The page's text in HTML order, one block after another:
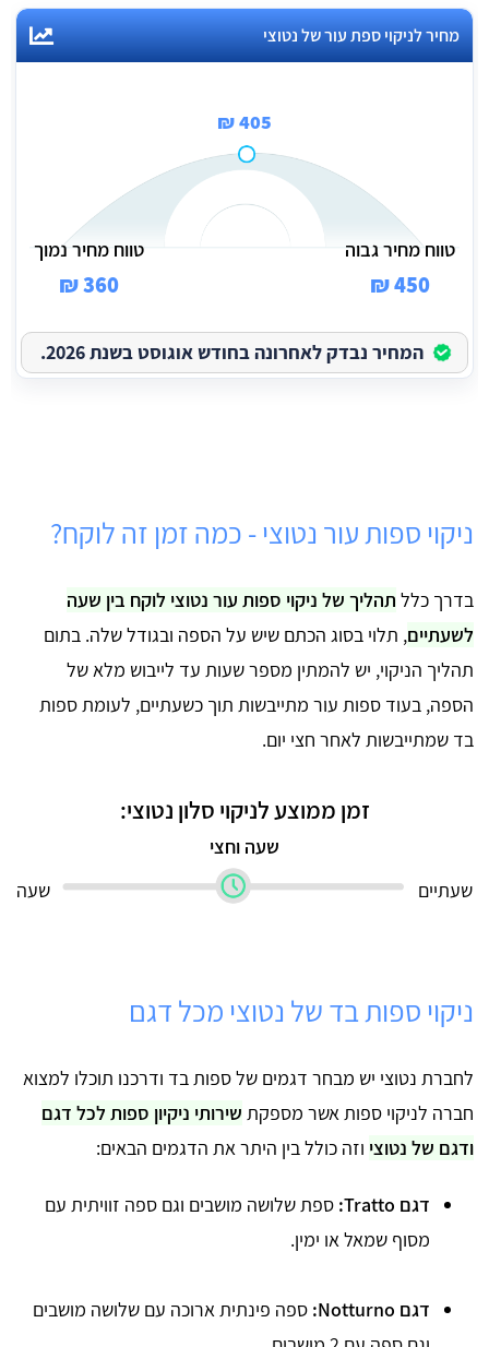
מחיר לניקוי ספת עור של נטוצי
405 ₪
טווח מחיר גבוה
450 ₪
טווח מחיר נמוך
360 ₪
המחיר נבדק לאחרונה בחודש אוגוסט בשנת 2026.
ניקוי ספות עור נטוצי - כמה זמן זה לוקח?
בדרך כלל תהליך של ניקוי ספות עור נטוצי לוקח בין שעה
לשעתיים, תלוי בסוג הכתם שיש על הספה ובגודל שלה. בתום
תהליך הניקוי, יש להמתין מספר שעות עד לייבוש מלא של
הספה, בעוד ספות עור מתייבשות תוך כשעתיים, לעומת ספות
בד שמתייבשות לאחר חצי יום.
זמן ממוצע לניקוי סלון נטוצי:
שעה וחצי
שעתיים
שעה
ניקוי ספות בד של נטוצי מכל דגם
לחברת נטוצי יש מבחר דגמים של ספות בד ודרכנו תוכלו למצוא
חברה לניקוי ספות אשר מספקת שירותי ניקיון ספות לכל דגם
ודגם של נטוצי וזה כולל בין היתר את הדגמים הבאים:
דגם Tratto:
ספת שלושה מושבים וגם ספה זוויתית עם
מסוף שמאל או ימין.
דגם Notturno:
ספה פינתית ארוכה עם שלושה מושבים